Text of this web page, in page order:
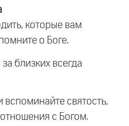
которые вам
о Боге.
близких всегда
вспоминайте святость,
с Богом.